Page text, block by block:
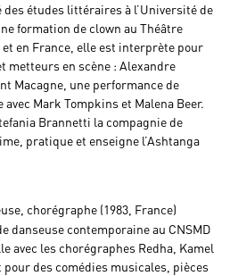
études littéraires à l’Université de
formation de clown au Théâtre
en France, elle est interprète pour
metteurs en scène : Alexandre
Macagne, une performance de
avec Mark Tompkins et Malena Beer.
Brannetti la compagnie de
pratique et enseigne l’Ashtanga
chorégraphe (1983, France)
danseuse contemporaine au CNSMD
avec les chorégraphes Redha, Kamel
des comédies musicales, pièces